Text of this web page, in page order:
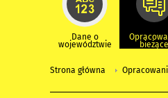
Dane o
województwie bieżące
Strona główna